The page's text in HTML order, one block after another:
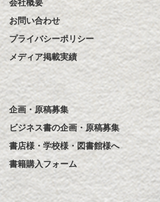
お問い合わせ
プライバシーポリシー
メディア掲載実績
企画・原稿募集
ビジネス書の企画・原稿募集
書店様・学校様・図書館様へ
書籍購入フォーム